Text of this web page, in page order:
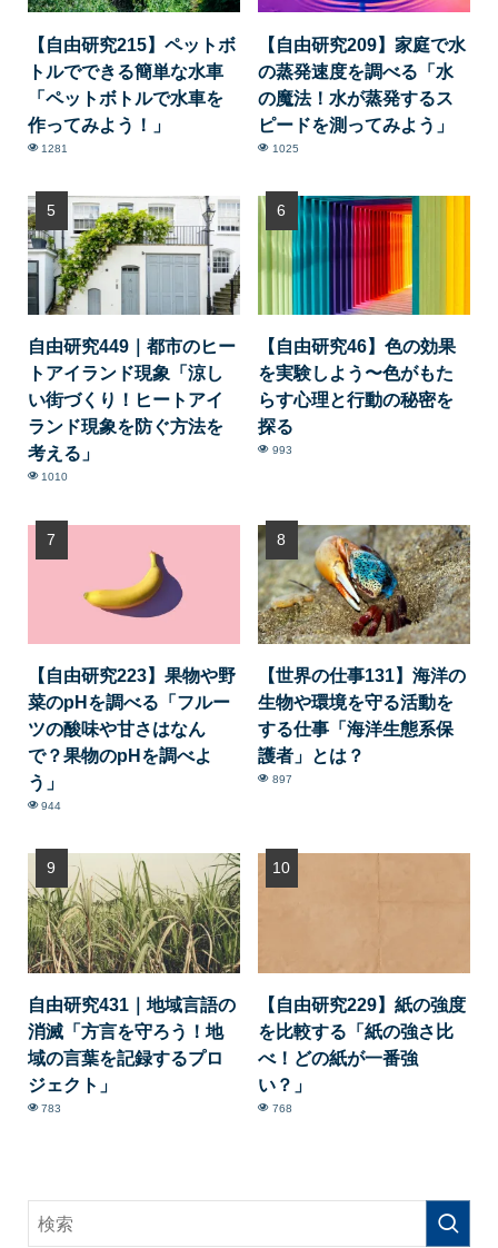
【自由研究215】ペットボ
トルでできる簡単な水車
「ペットボトルで水車を
作ってみよう！」
1281
【自由研究209】家庭で水
の蒸発速度を調べる「水
の魔法！水が蒸発するス
ピードを測ってみよう」
1025
自由研究449｜都市のヒー
トアイランド現象「涼し
い街づくり！ヒートアイ
ランド現象を防ぐ方法を
考える」
1010
【自由研究46】色の効果
を実験しよう〜色がもた
らす心理と行動の秘密を
探る
993
【自由研究223】果物や野
菜のpHを調べる「フルー
ツの酸味や甘さはなん
で？果物のpHを調べよ
う」
944
【世界の仕事131】海洋の
生物や環境を守る活動を
する仕事「海洋生態系保
護者」とは？
897
自由研究431｜地域言語の
消滅「方言を守ろう！地
域の言葉を記録するプロ
ジェクト」
783
【自由研究229】紙の強度
を比較する「紙の強さ比
べ！どの紙が一番強
い？」
768